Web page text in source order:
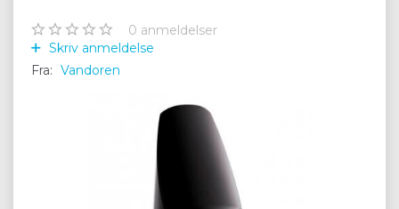
0 anmeldelser
Skriv anmeldelse
Fra: Vandoren